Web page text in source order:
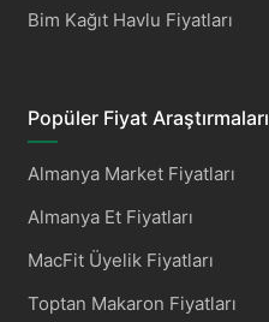
Bim Kağıt Havlu Fiyatları
Popüler Fiyat Araştırmaları
Almanya Market Fiyatları
Almanya Et Fiyatları
MacFit Üyelik Fiyatları
Toptan Makaron Fiyatları